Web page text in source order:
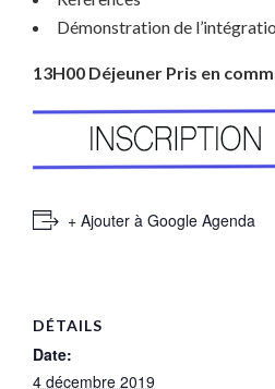
Démonstration de
13H00 Déjeuner Pris en
+ Ajouter à Google Agenda
DÉTAILS
Date:
4 décembre 2019